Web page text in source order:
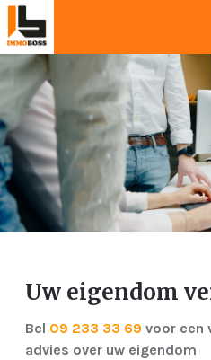
Uw eigendom
Bel 09 233 33 69 voor een
advies over uw eigendom